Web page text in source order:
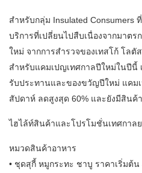
สำหรับกลุ่ม Insulated
บริการที่เปลี่ยนไปสืบเนื่องจากมาต
ใหม่ จากการสำรวจของเทสโก้ โล
สำหรับแคมเปญเทศกาลปีใหม่ในปีนี้
รับประทานและของขวัญปีใหม่ แคม
สัปดาห์ ลดสูงสุด 60% และยังมีสิน
ไฮไล้ท์สินค้าและโปรโมชั่นเทศกาล
หมวดสินค้าอาหาร
• ชุดสุกี้ หมูกระทะ ชาบู ราคาเริ่มต้น